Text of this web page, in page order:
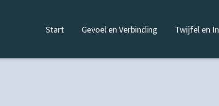
Start Gevoel en Verbinding Twijfel en